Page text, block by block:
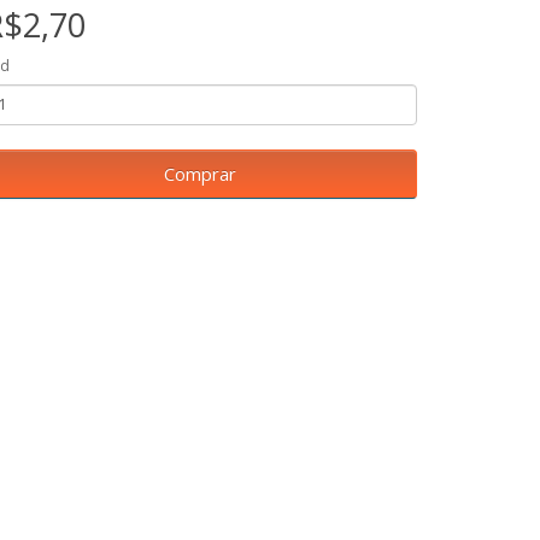
Comprar